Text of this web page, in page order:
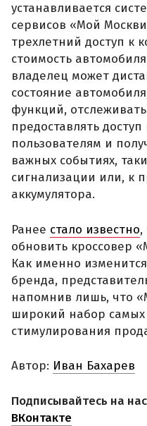
устанавливается
сервисов «Мой
трехлетний доступ к
стоимость
владелец может
состояние
функций,
предоставлять
пользователям и
важных событиях,
сигнализации или, к
аккумулятора.
Ранее стало известно,
обновить кроссовер
Как именно
бренда,
напомнив лишь, что
широкий набор
стимулирования
Автор: Иван Бахарев
Подписывайтесь на
ВКонтакте